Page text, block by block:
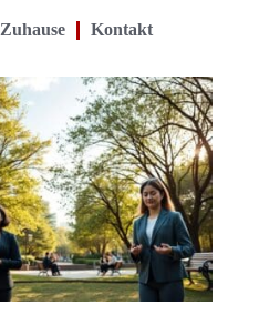
Zuhause Kontakt